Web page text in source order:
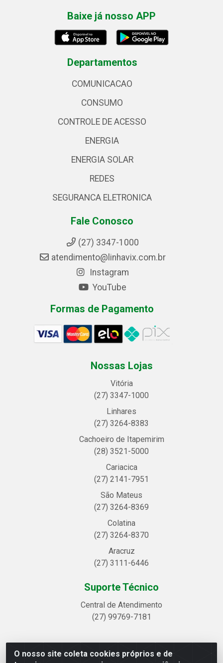
O nosso site coleta cookies próprios e de
Baixe já nosso APP
Departamentos
COMUNICACAO
CONSUMO
CONTROLE DE ACESSO
ENERGIA
ENERGIA SOLAR
REDES
SEGURANCA ELETRONICA
Fale Conosco
(27) 3347-1000
atendimento@linhavix.com.br
Instagram
YouTube
Formas de Pagamento
Nossas Lojas
Vitória
(27) 3347-1000
Linhares
(27) 3264-8383
Cachoeiro de Itapemirim
(28) 3521-5000
Cariacica
(27) 2141-7951
São Mateus
(27) 3264-8369
Colatina
(27) 3264-8370
Aracruz
(27) 3111-6446
Suporte Técnico
Central de Atendimento
(27) 99769-7181
Linhavix Distribuidora LTDA - Avenida Alegre, 2521 -